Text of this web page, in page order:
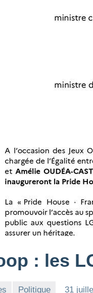
: les
Politique 31